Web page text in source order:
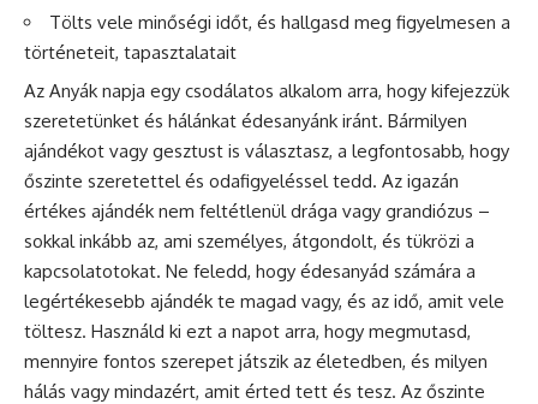
Tölts vele minőségi időt, és hallgasd meg figyelmesen a
történeteit, tapasztalatait
Az Anyák napja egy csodálatos alkalom arra, hogy kifejezzük
szeretetünket és hálánkat édesanyánk iránt. Bármilyen
ajándékot vagy gesztust is választasz, a legfontosabb, hogy
őszinte szeretettel és odafigyeléssel tedd. Az igazán
értékes ajándék nem feltétlenül drága vagy grandiózus –
sokkal inkább az, ami személyes, átgondolt, és tükrözi a
kapcsolatotokat. Ne feledd, hogy édesanyád számára a
legértékesebb ajándék te magad vagy, és az idő, amit vele
töltesz. Használd ki ezt a napot arra, hogy megmutasd,
mennyire fontos szerepet játszik az életedben, és milyen
hálás vagy mindazért, amit érted tett és tesz. Az őszinte